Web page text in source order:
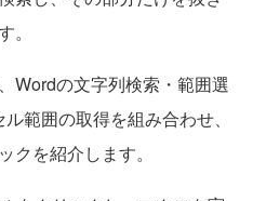
Wordの文字列検索・範囲選
範囲の取得を組み合わせ、
クを紹介します。